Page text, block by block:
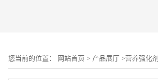
您当前的位置： 网站首页 > 产品展厅 >营养强化剂